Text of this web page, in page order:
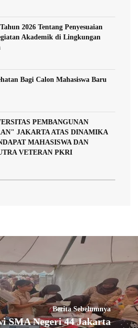
2026 Tentang Penyesuaian
Akademik di Lingkungan
Bagi Calon Mahasiswa Baru
PEMBANGUNAN
JAKARTA ATAS DINAMIKA
MAHASISWA DAN
VETERAN PKRI
Berita Sebelumnya
SMA Negeri 44 Jakarta